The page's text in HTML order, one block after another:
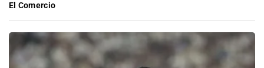
El Comercio